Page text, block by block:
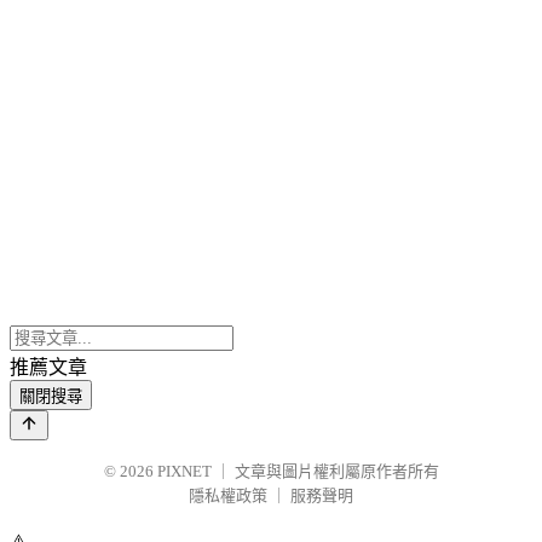
推薦文章
關閉搜尋
© 2026 PIXNET
文章與圖片權利屬原作者所有
隱私權政策
服務聲明